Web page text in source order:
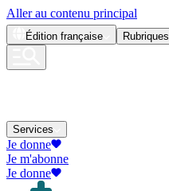
Aller au contenu principal
Édition française Rubriques
Services
Je donne
Je m'abonne
Je donne